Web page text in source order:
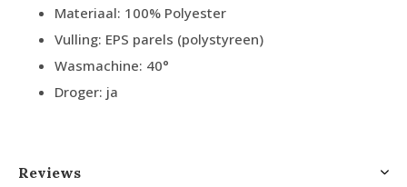
Materiaal: 100% Polyester
Vulling: EPS parels (polystyreen)
Wasmachine: 40°
Droger: ja
Reviews